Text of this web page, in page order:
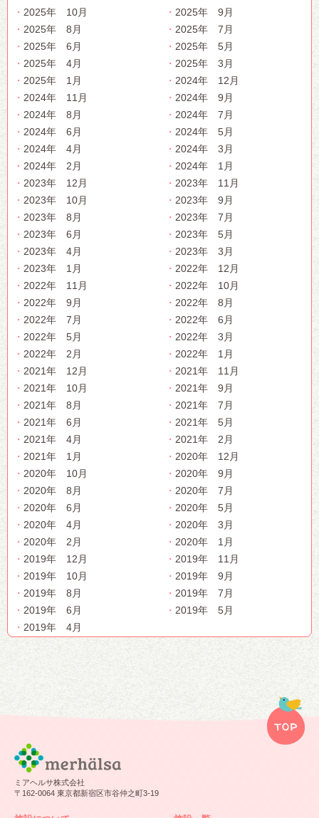
2025年 10月
2025年 9月
2025年 8月
2025年 7月
2025年 6月
2025年 5月
2025年 4月
2025年 3月
2025年 1月
2024年 12月
2024年 11月
2024年 9月
2024年 8月
2024年 7月
2024年 6月
2024年 5月
2024年 4月
2024年 3月
2024年 2月
2024年 1月
2023年 12月
2023年 11月
2023年 10月
2023年 9月
2023年 8月
2023年 7月
2023年 6月
2023年 5月
2023年 4月
2023年 3月
2023年 1月
2022年 12月
2022年 11月
2022年 10月
2022年 9月
2022年 8月
2022年 7月
2022年 6月
2022年 5月
2022年 3月
2022年 2月
2022年 1月
2021年 12月
2021年 11月
2021年 10月
2021年 9月
2021年 8月
2021年 7月
2021年 6月
2021年 5月
2021年 4月
2021年 2月
2021年 1月
2020年 12月
2020年 10月
2020年 9月
2020年 8月
2020年 7月
2020年 6月
2020年 5月
2020年 4月
2020年 3月
2020年 2月
2020年 1月
2019年 12月
2019年 11月
2019年 10月
2019年 9月
2019年 8月
2019年 7月
2019年 6月
2019年 5月
2019年 4月
ミアヘルサ株式会社
〒162-0064 東京都新宿区市谷仲之町3-19